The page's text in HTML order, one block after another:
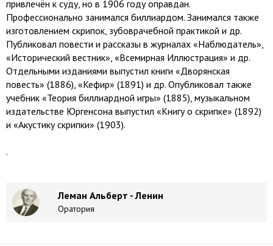
привлечён к суду, но в 1906 году оправдан.
Профессионально занимался биллиардом. Занимался также
изготовлением скрипок, зубоврачебной практикой и др.
Публиковал повести и рассказы в журналах «Наблюдатель»,
«Исторический вестник», «Всемирная Иллюстрация» и др.
Отдельными изданиями выпустил книги «Дворянская
повесть» (1886), «Кефир» (1891) и др. Опубликовал также
учебник «Теория биллиардной игры» (1885), музыкальном
издательстве Юргенсона выпустил «Книгу о скрипке» (1892)
и «Акустику скрипки» (1903).
.
Леман Альберт - Ленин
Оратория